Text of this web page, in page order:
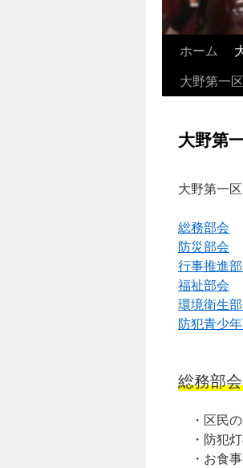
ス
キ
ッ
ホーム
大野第一
大野第
大野第一
総務部会
防災部会
行事推進
福祉部会
環境衛生部
防犯青少
総務部会
・区民
・防犯
・お食